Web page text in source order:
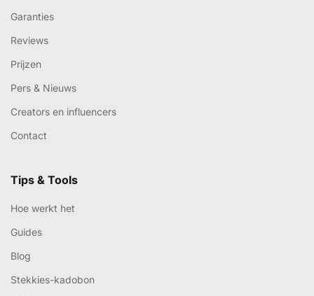
Garanties
Reviews
Prijzen
Pers & Nieuws
Creators en influencers
Contact
Tips & Tools
Hoe werkt het
Guides
Blog
Stekkies-kadobon